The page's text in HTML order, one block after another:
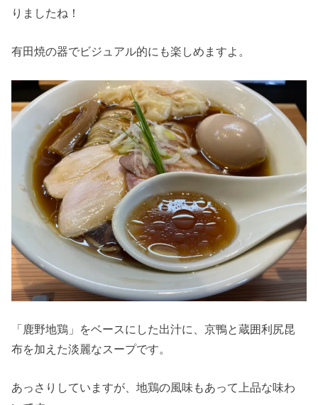
りましたね！
有田焼の器でビジュアル的にも楽しめますよ。
「鹿野地鶏」をベースにした出汁に、京鴨と蔵囲利尻昆
布を加えた淡麗なスープです。
あっさりしていますが、地鶏の風味もあって上品な味わ